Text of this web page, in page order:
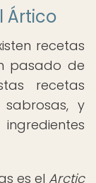
Ártico
recetas
pasado de
recetas
y
es el Arctic